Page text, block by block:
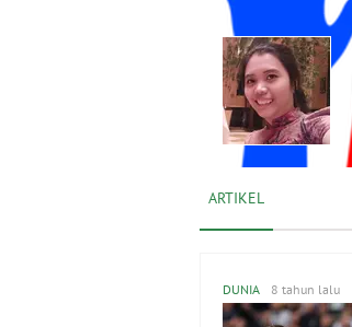
ARTIKEL
DUNIA 8 tahun lalu